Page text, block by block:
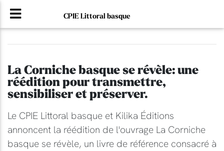
CPIE Littoral basque
La Corniche basque se révèle: une
réédition pour transmettre,
sensibiliser et préserver.
Le CPIE Littoral basque et Kilika Éditions
annoncent la réédition de l'ouvrage La Corniche
basque se révèle, un livre de référence consacré à